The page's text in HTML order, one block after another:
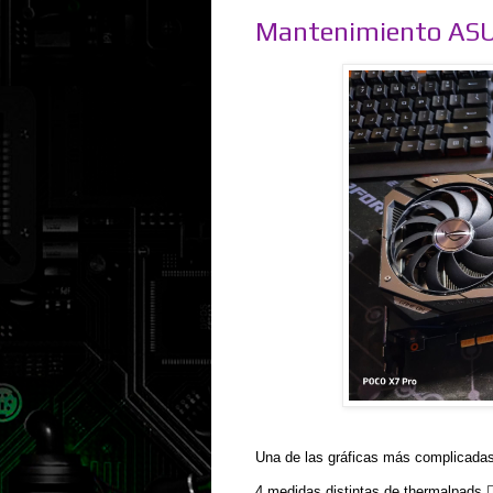
Mantenimiento
Una de las gráficas más